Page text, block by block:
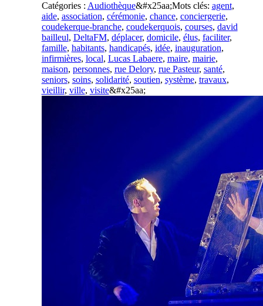
Catégories : Audiothèque&#x25aa;Mots clés: agent,
aide, association, cérémonie, chance, conciergerie,
coudekerque-branche, coudekerquois, courses, david
bailleul, DeltaFM, déplacer, domicile, élus, faciliter,
famille, habitants, handicapés, idée, inauguration,
infirmières, local, Lucas Labaere, maire, mairie,
maison, personnes, rue Delory, rue Pasteur, santé,
seniors, soins, solidarité, soutien, système, travaux,
vieillir, ville, visite&#x25aa;